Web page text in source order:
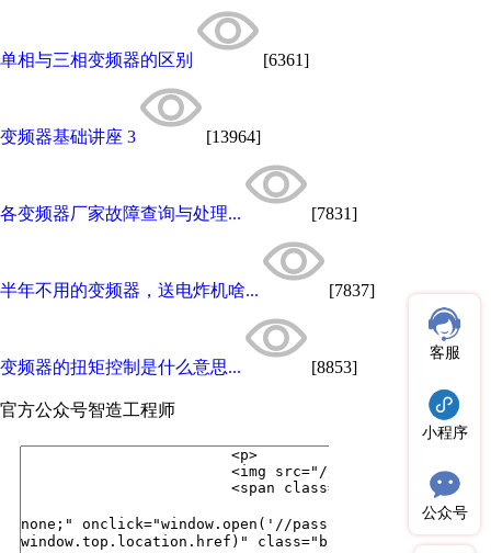
单相与三相变频器的区别 [6361]
变频器基础讲座 3 [13964]
各变频器厂家故障查询与处理... [7831]
半年不用的变频器，送电炸机啥... [7837]
变频器的扭矩控制是什么意思... [8853]
官方公众号智造工程师
客服
小程序
公众号